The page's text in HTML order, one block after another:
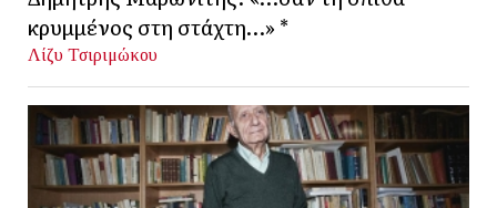
κρυμμένος στη στάχτη…» *
Λίζυ Τσιριμώκου